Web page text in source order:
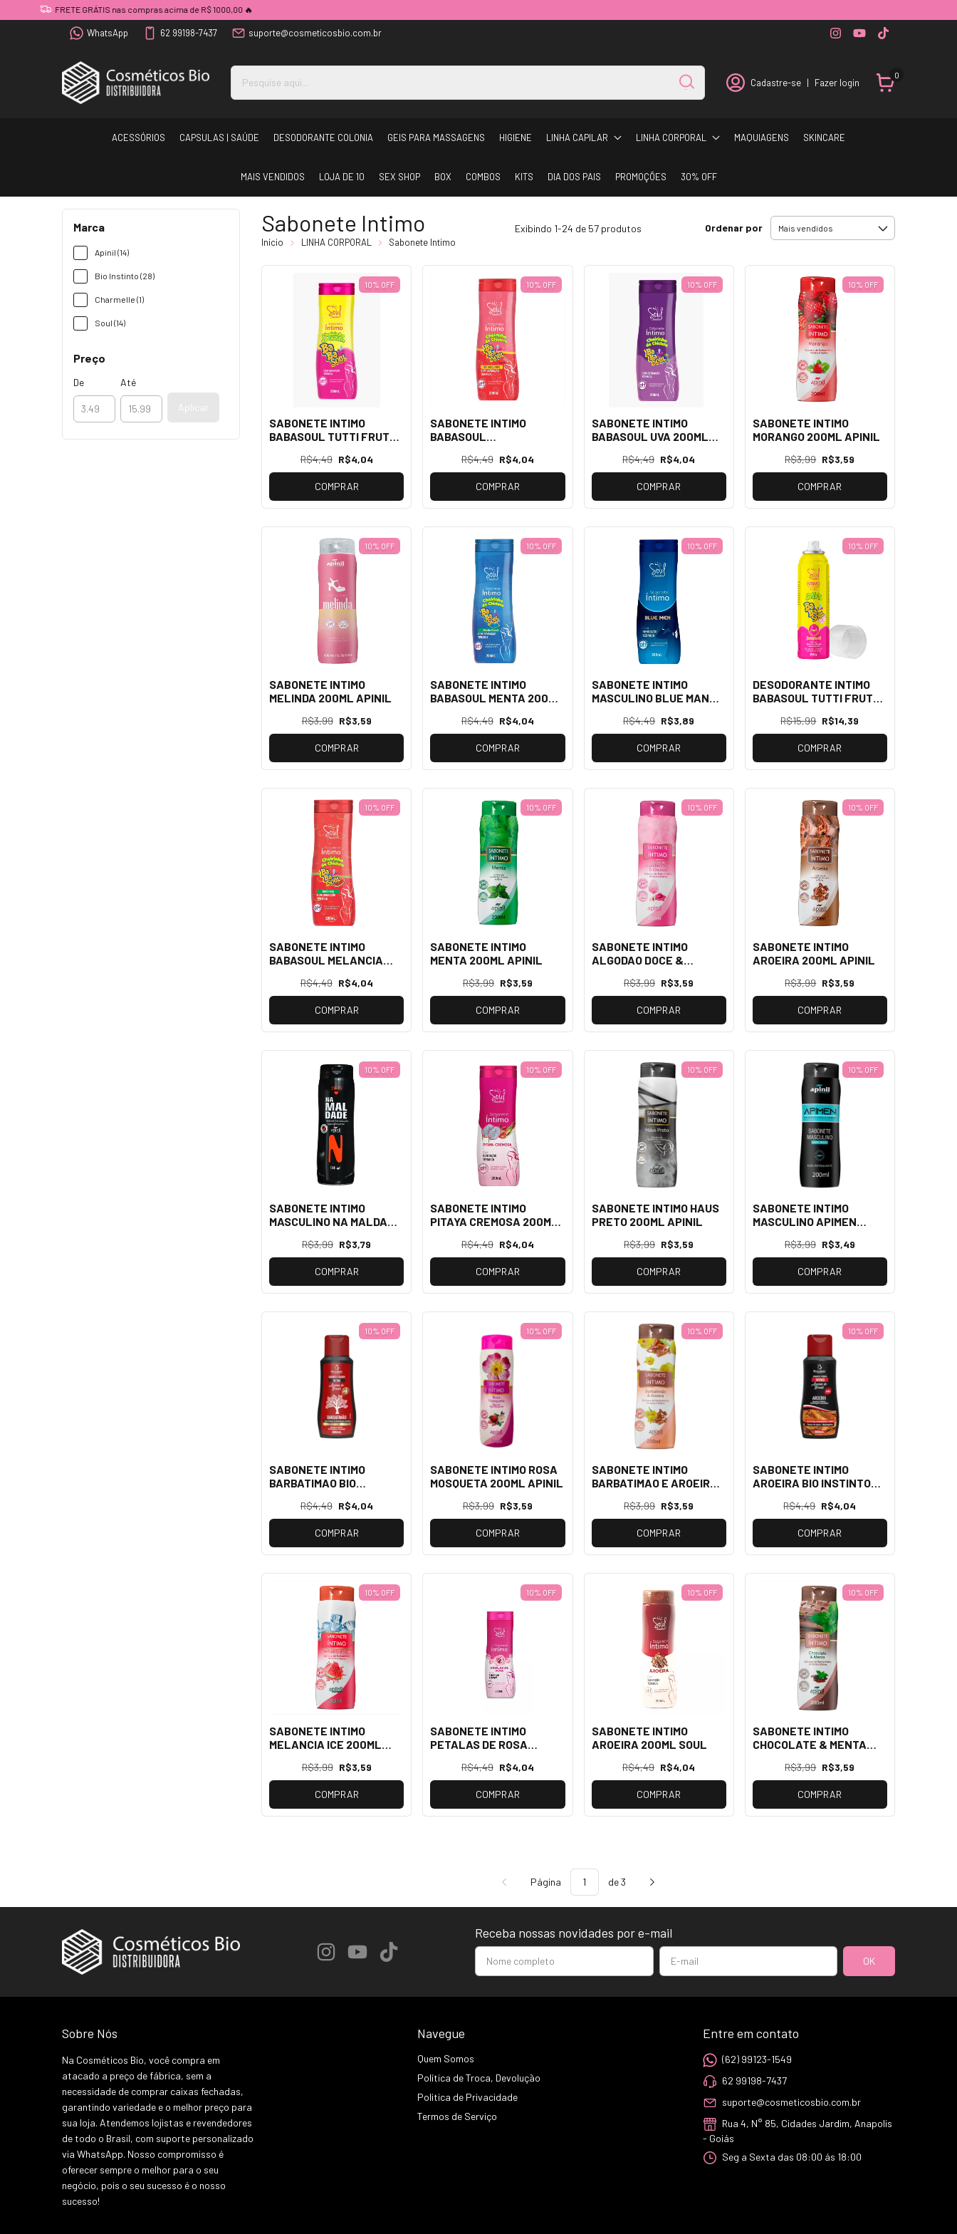
FRETE GRÁTIS nas compras acima de R$ 1000,00 🔥
WhatsApp 62 99198-7437 suporte@cosmeticosbio.com.br
Cadastre-se | Fazer login
0
ACESSÓRIOS CAPSULAS | SAÚDE DESODORANTE COLONIA GEIS PARA MASSAGENS HIGIENE LINHA CAPILAR LINHA CORPORAL MAQUIAGENS SKINCARE
MAIS VENDIDOS LOJA DE 10 SEX SHOP BOX COMBOS KITS DIA DOS PAIS PROMOÇÕES 30% OFF
Marca
Apinil (14)
Bio Instinto (28)
Charmelle (1)
Soul (14)
Preço
De Até
Aplicar
Sabonete Intimo
Início LINHA CORPORAL Sabonete Intimo
Exibindo 1-24 de 57 produtos Ordenar por
10% OFF
SABONETE INTIMO
BABASOUL TUTTI FRUTTI
R$4,49 R$4,04
COMPRAR
10% OFF
SABONETE INTIMO
BABASOUL
R$4,49 R$4,04
COMPRAR
10% OFF
SABONETE INTIMO
BABASOUL UVA 200ML
R$4,49 R$4,04
COMPRAR
10% OFF
SABONETE INTIMO
MORANGO 200ML APINIL
R$3,99 R$3,59
COMPRAR
10% OFF
SABONETE INTIMO
MELINDA 200ML APINIL
R$3,99 R$3,59
COMPRAR
10% OFF
SABONETE INTIMO
BABASOUL MENTA 200ML
R$4,49 R$4,04
COMPRAR
10% OFF
SABONETE INTIMO
MASCULINO BLUE MAN
R$4,49 R$3,89
COMPRAR
10% OFF
DESODORANTE INTIMO
BABASOUL TUTTI FRUTTI
R$15,99 R$14,39
COMPRAR
10% OFF
SABONETE INTIMO
BABASOUL MELANCIA
R$4,49 R$4,04
COMPRAR
10% OFF
SABONETE INTIMO
MENTA 200ML APINIL
R$3,99 R$3,59
COMPRAR
10% OFF
SABONETE INTIMO
ALGODAO DOCE &
R$3,99 R$3,59
COMPRAR
10% OFF
SABONETE INTIMO
AROEIRA 200ML APINIL
R$3,99 R$3,59
COMPRAR
10% OFF
SABONETE INTIMO
MASCULINO NA MALDADE
R$3,99 R$3,79
COMPRAR
10% OFF
SABONETE INTIMO
PITAYA CREMOSA 200ML
R$4,49 R$4,04
COMPRAR
10% OFF
SABONETE INTIMO HAUS
PRETO 200ML APINIL
R$3,99 R$3,59
COMPRAR
10% OFF
SABONETE INTIMO
MASCULINO APIMEN
R$3,99 R$3,49
COMPRAR
10% OFF
SABONETE INTIMO
BARBATIMAO BIO
R$4,49 R$4,04
COMPRAR
10% OFF
SABONETE INTIMO ROSA
MOSQUETA 200ML APINIL
R$3,99 R$3,59
COMPRAR
10% OFF
SABONETE INTIMO
BARBATIMAO E AROEIRA
R$3,99 R$3,59
COMPRAR
10% OFF
SABONETE INTIMO
AROEIRA BIO INSTINTO
R$4,49 R$4,04
COMPRAR
10% OFF
SABONETE INTIMO
MELANCIA ICE 200ML
R$3,99 R$3,59
COMPRAR
10% OFF
SABONETE INTIMO
PETALAS DE ROSA
R$4,49 R$4,04
COMPRAR
10% OFF
SABONETE INTIMO
AROEIRA 200ML SOUL
R$4,49 R$4,04
COMPRAR
10% OFF
SABONETE INTIMO
CHOCOLATE & MENTA
R$3,99 R$3,59
COMPRAR
Página de 3
Receba nossas novidades por e-mail
Sobre Nós
Na Cosméticos Bio, você compra em
atacado a preço de fábrica, sem a
necessidade de comprar caixas fechadas,
garantindo variedade e o melhor preço para
sua loja. Atendemos lojistas e revendedores
de todo o Brasil, com suporte personalizado
via WhatsApp. Nosso compromisso é
oferecer sempre o melhor para o seu
negócio, pois o seu sucesso é o nosso
sucesso!
Navegue
Quem Somos
Política de Troca, Devolução
Politica de Privacidade
Termos de Serviço
Entre em contato
(62) 99123-1549
62 99198-7437
suporte@cosmeticosbio.com.br
Rua 4, N° 85, Cidades Jardim, Anapolis
- Goiás
Seg a Sexta das 08:00 ás 18:00